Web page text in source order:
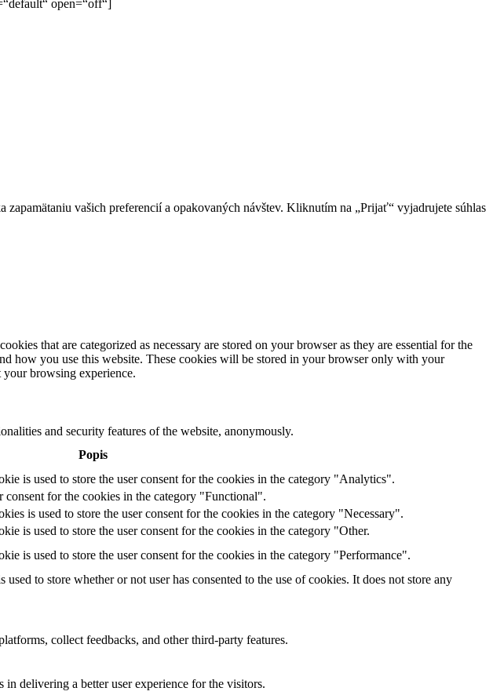
open=“off“]
vašich preferencií a opakovaných návštev. Kliknutím na „Prijať“ vyjadrujete súhlas
that are categorized as necessary are stored on your browser as they are essential for the
how you use this website. These cookies will be stored in your browser only with your
browsing experience.
and security features of the website, anonymously.
Popis
is used to store the user consent for the cookies in the category "Analytics".
for the cookies in the category "Functional".
is used to store the user consent for the cookies in the category "Necessary".
is used to store the user consent for the cookies in the category "Other.
is used to store the user consent for the cookies in the category "Performance".
to store whether or not user has consented to the use of cookies. It does not store any
collect feedbacks, and other third-party features.
delivering a better user experience for the visitors.